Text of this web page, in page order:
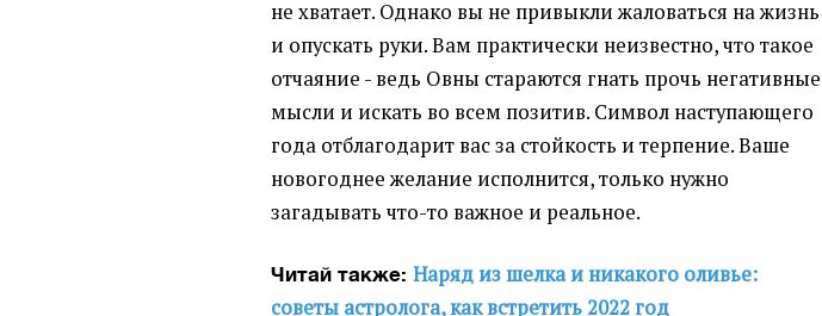
не хватает. Однако вы не привыкли жаловаться на жизнь
и опускать руки. Вам практически неизвестно, что такое
отчаяние - ведь Овны стараются гнать прочь негативные
мысли и искать во всем позитив. Символ наступающего
года отблагодарит вас за стойкость и терпение. Ваше
новогоднее желание исполнится, только нужно
загадывать что-то важное и реальное.
Читай также:Наряд из шелка и никакого оливье:
советы астролога, как встретить 2022 год